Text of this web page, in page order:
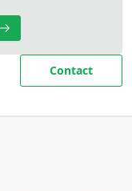
Contact